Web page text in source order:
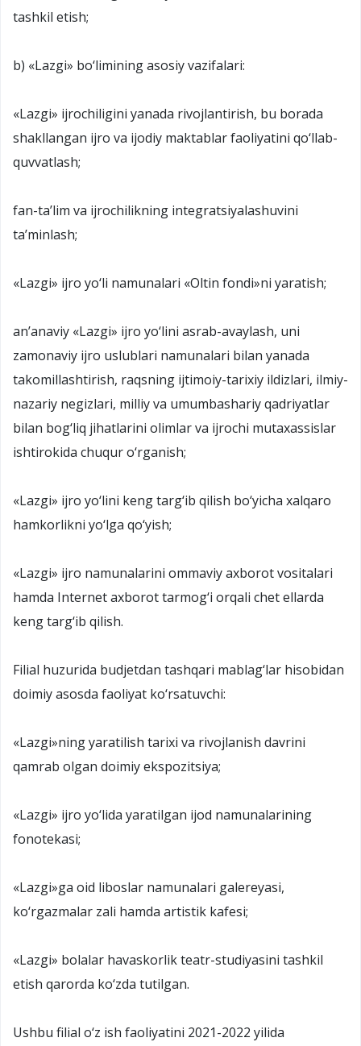
tashkil etish;
b) «Lazgi» bo‘limining asosiy vazifalari:
«Lazgi» ijrochiligini yanada rivojlantirish, bu borada
shakllangan ijro va ijodiy maktablar faoliyatini qo‘llab-
quvvatlash;
fan-ta’lim va ijrochilikning integratsiyalashuvini
ta’minlash;
«Lazgi» ijro yo‘li namunalari «Oltin fondi»ni yaratish;
an’anaviy «Lazgi» ijro yo‘lini asrab-avaylash, uni
zamonaviy ijro uslublari namunalari bilan yanada
takomillashtirish, raqsning ijtimoiy-tarixiy ildizlari, ilmiy-
nazariy negizlari, milliy va umumbashariy qadriyatlar
bilan bog‘liq jihatlarini olimlar va ijrochi mutaxassislar
ishtirokida chuqur o‘rganish;
«Lazgi» ijro yo‘lini keng targ‘ib qilish bo‘yicha xalqaro
hamkorlikni yo‘lga qo‘yish;
«Lazgi» ijro namunalarini ommaviy axborot vositalari
hamda Internet axborot tarmog‘i orqali chet ellarda
keng targ‘ib qilish.
Filial huzurida budjetdan tashqari mablag‘lar hisobidan
doimiy asosda faoliyat ko‘rsatuvchi:
«Lazgi»ning yaratilish tarixi va rivojlanish davrini
qamrab olgan doimiy ekspozitsiya;
«Lazgi» ijro yo‘lida yaratilgan ijod namunalarining
fonotekasi;
«Lazgi»ga oid liboslar namunalari galereyasi,
ko‘rgazmalar zali hamda artistik kafesi;
«Lazgi» bolalar havaskorlik teatr-studiyasini tashkil
etish qarorda ko‘zda tutilgan.
Ushbu filial o‘z ish faoliyatini 2021-2022 yilida